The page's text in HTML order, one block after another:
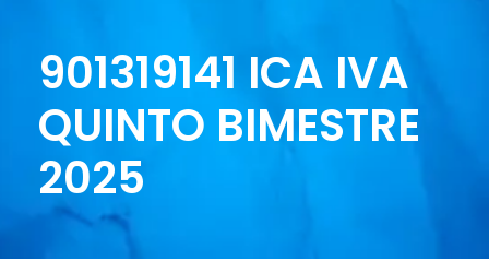
901319141 ICA IVA
QUINTO BIMESTRE
2025